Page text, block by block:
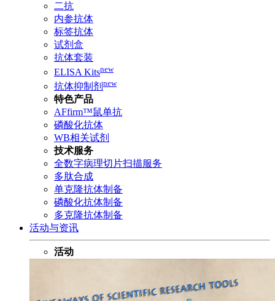
二抗
内参抗体
标签抗体
试剂盒
抗体套装
ELISA Kitsnew
抗体抑制剂 new
特色产品
AFfirm™鼠单抗
磷酸化抗体
WB相关试剂
技术服务
全数字病理切片扫描服务
多肽合成
单克隆抗体制备
磷酸化抗体制备
多克隆抗体制备
活动与资讯
活动